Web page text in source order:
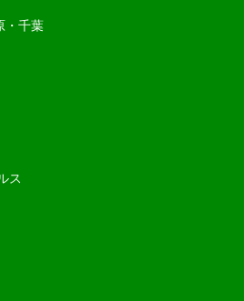
・千葉
ス